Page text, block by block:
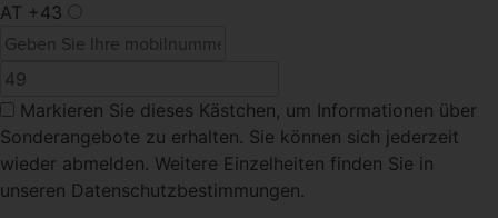
AT +43
Markieren Sie dieses Kästchen, um Informationen über
Sonderangebote zu erhalten. Sie können sich jederzeit
wieder abmelden. Weitere Einzelheiten finden Sie in
unseren Datenschutzbestimmungen.